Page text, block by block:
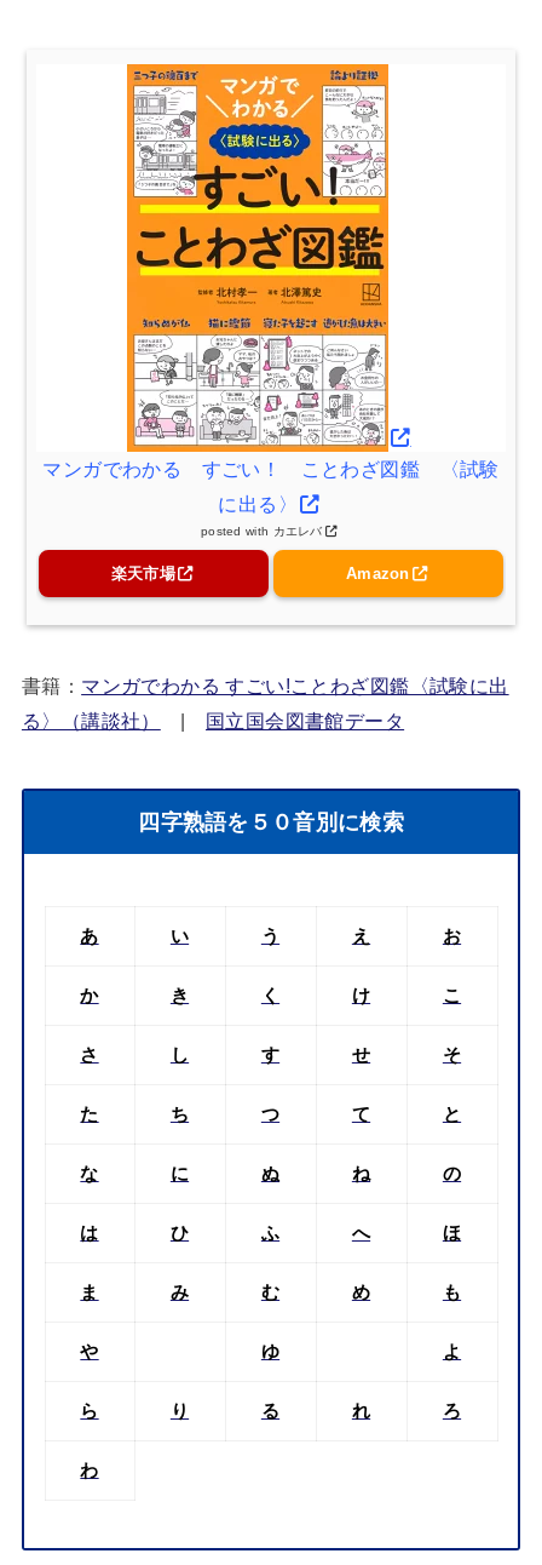
マンガでわかる すごい！ ことわざ図鑑 〈試験
に出る〉
posted with カエレバ
楽天市場 Amazon
書籍： マンガでわかる すごい!ことわざ図鑑〈試験に出
る〉（講談社）
| 国立国会図書館データ
四字熟語を５０音別に検索
あ い う え お
か き く け こ
さ し す せ そ
た ち つ て と
な に ぬ ね の
は ひ ふ へ ほ
ま み む め も
や ゆ よ
ら り る れ ろ
わ